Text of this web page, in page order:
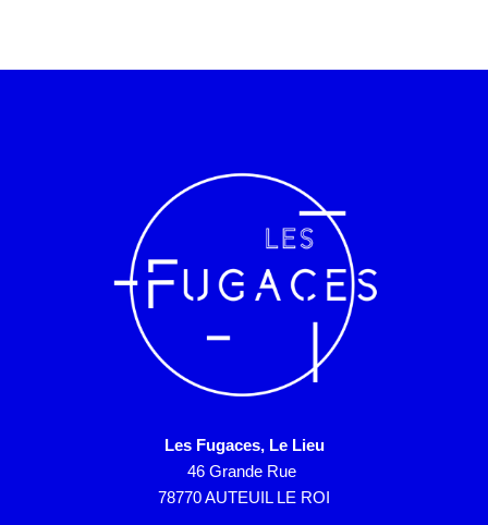
Les Fugaces, Le Lieu
46 Grande Rue
78770 AUTEUIL LE ROI